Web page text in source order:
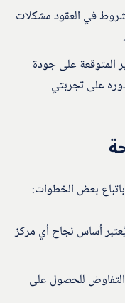
في العقود مشكلات
المتوقعة على جودة
على تجربتي
باتباع بعض الخطوات:
أساس نجاح أي مركز
للحصول على